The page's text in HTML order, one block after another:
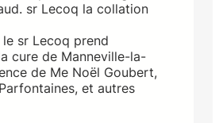
sr Lecoq la collation
le sr Lecoq prend
cure de Manneville-la-
de Me Noël Goubert,
et autres